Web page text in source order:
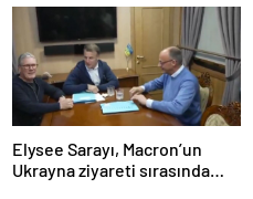
Şeybani ile görüştü
Elysee Sarayı, Macron’un
Ukrayna ziyareti sırasında